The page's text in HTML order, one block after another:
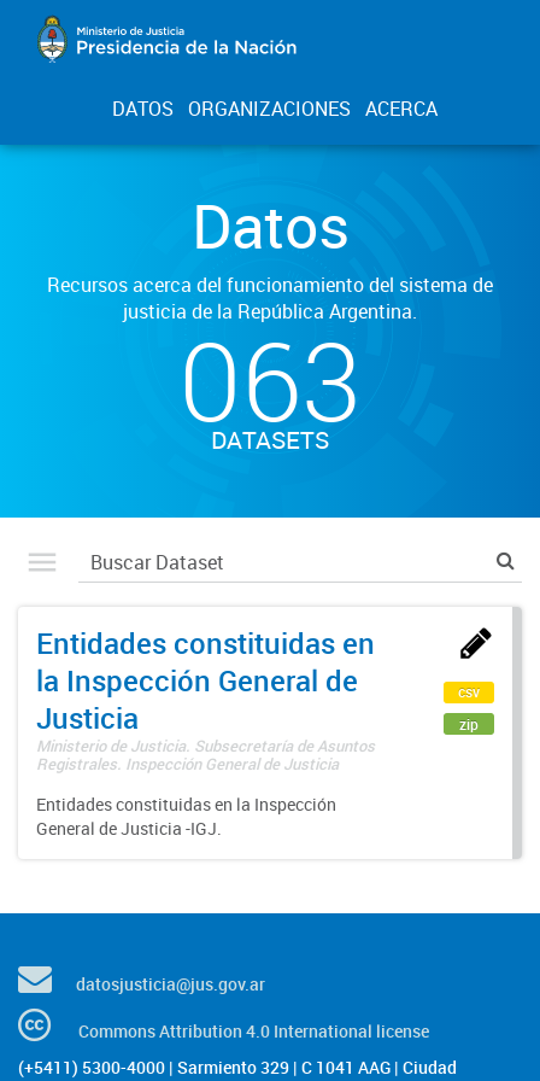
DATOS ORGANIZACIONES ACERCA
Datos
Recursos acerca del funcionamiento del sistema de
justicia de la República Argentina.
063
DATASETS
Entidades constituidas en
la Inspección General de
Justicia
Ministerio de Justicia. Subsecretaría de Asuntos
Registrales. Inspección General de Justicia
Entidades constituidas en la Inspección
General de Justicia -IGJ.
csv
zip
datosjusticia@jus.gov.ar
Commons Attribution 4.0 International license
(+5411) 5300-4000 | Sarmiento 329 | C 1041 AAG | Ciudad